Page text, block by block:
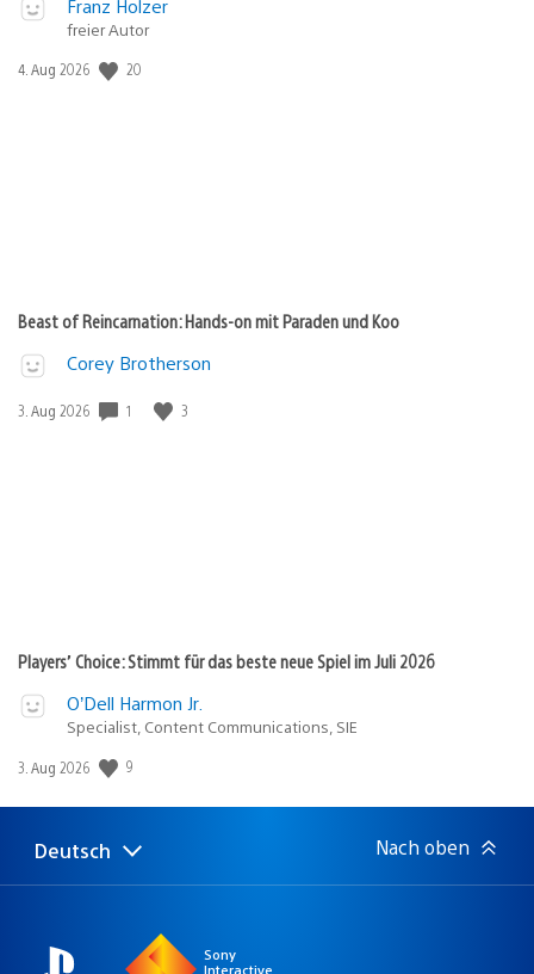
Franz Holzer
freier Autor
Veröffentlichungsdatum:
4. Aug 2026 20
Beast of Reincarnation: Hands-on mit Paraden und Koo
Corey Brotherson
Veröffentlichungsdatum:
3. Aug 2026 1 3
Players’ Choice: Stimmt für das beste neue Spiel im Juli 2026
O’Dell Harmon Jr.
Specialist, Content Communications, SIE
Veröffentlichungsdatum:
3. Aug 2026 9
Select
a
Aktuelle
Region:
Deutsch Nach oben
Sony
Interactive